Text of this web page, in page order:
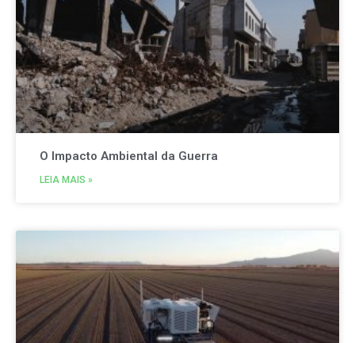
O Impacto Ambiental da Guerra
LEIA MAIS »